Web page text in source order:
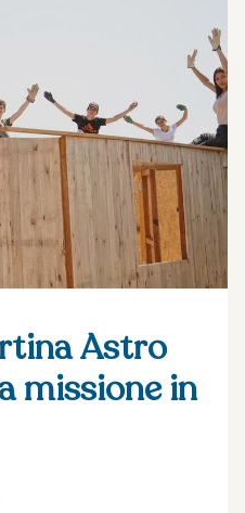
Astro
missione in